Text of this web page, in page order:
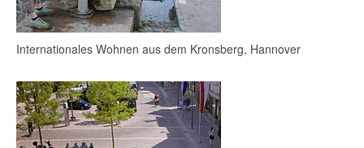
Internationales Wohnen aus dem Kronsberg, Hannover